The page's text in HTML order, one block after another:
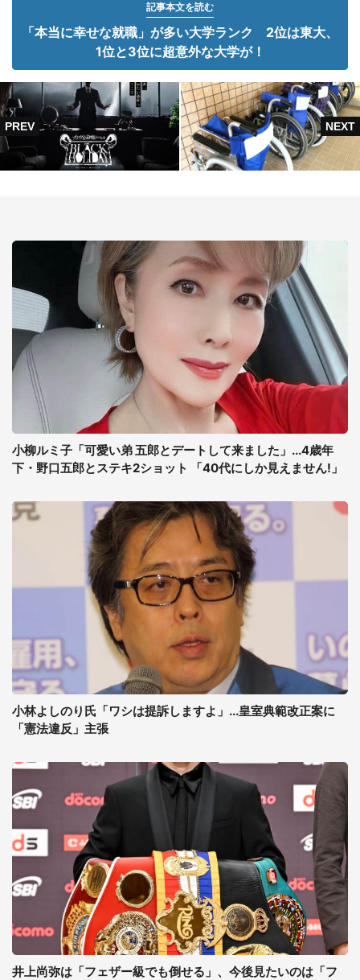
記事本文を読む
「本当に幸せな就職」が多い大学ランク 2位は東大、
1位と3位に超意外な大学が！
小柳ルミ子「可愛い弟 五郎とデートして来ました」...4歳年
下・野口五郎とステキ2ショット 「40代にしか見えません!」
小林よしのり氏「ワシは提訴しますよ」...皇室典範改正案に
「憲法違反」主張
井上尚弥は「フェザー級でも倒せる」、今後見たいのは「フ